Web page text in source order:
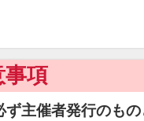
事項
主催者発行のも